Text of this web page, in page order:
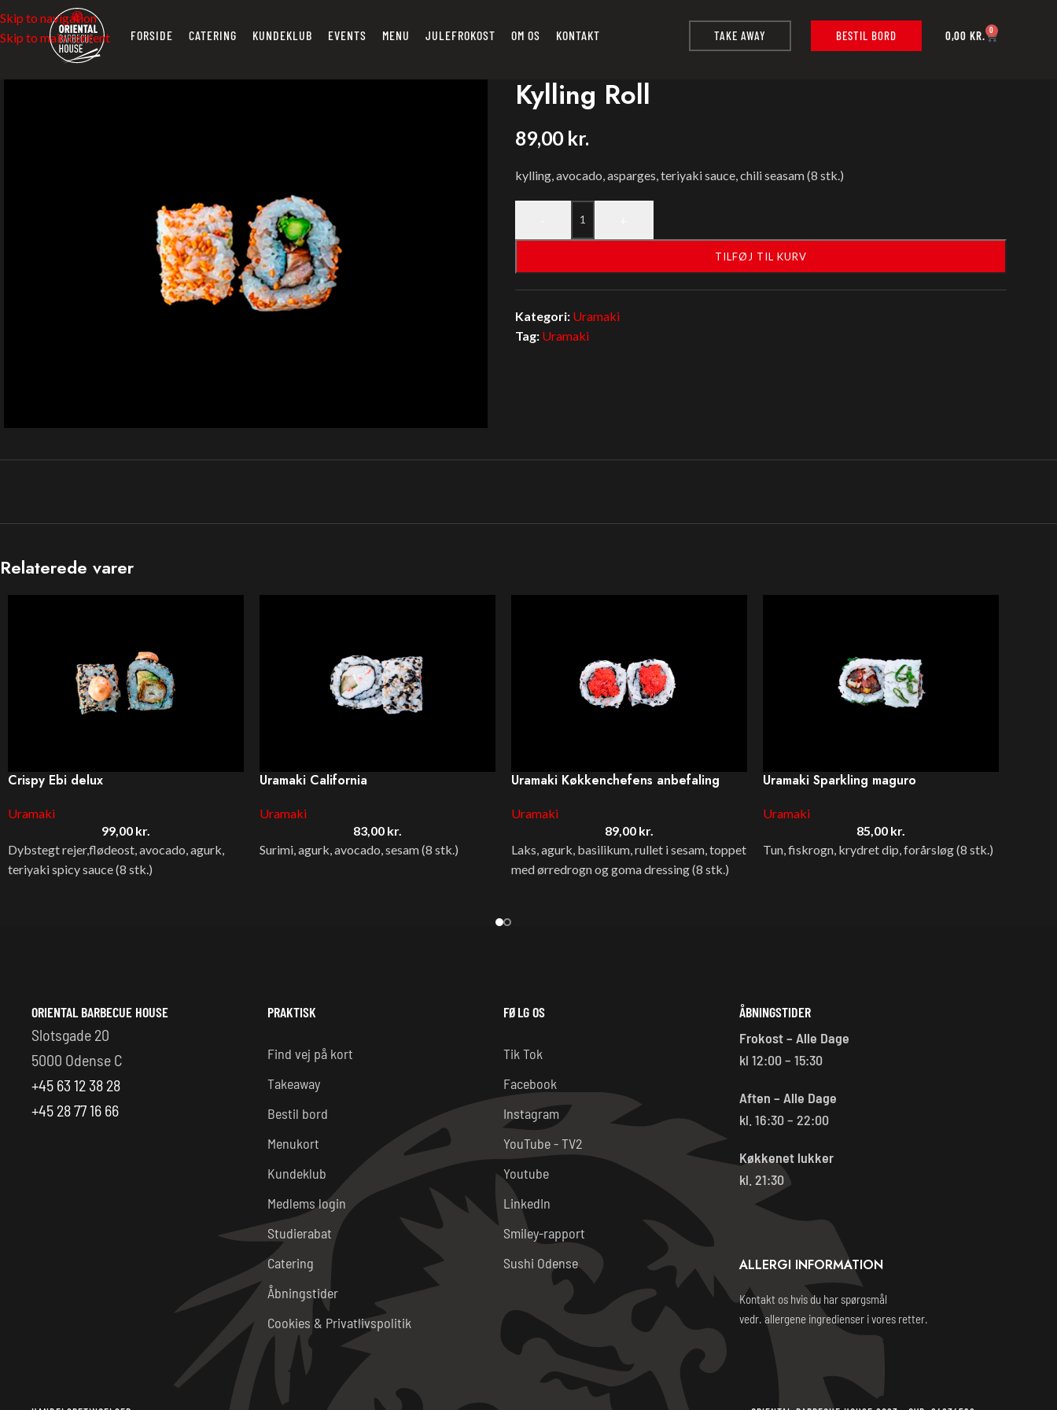
Skip to navigation
Skip to main content
FORSIDE CATERING KUNDEKLUB EVENTS MENU JULEFROKOST OM OS KONTAKT TAKE AWAY BESTIL BORD 0,00KR. 0
Kylling Roll
89,00 kr.
kylling, avocado, asparges, teriyaki sauce, chili seasam (8 stk.)
TILFØJ TIL KURV
Kategori: Uramaki
Tag: Uramaki
Relaterede varer
Crispy Ebi delux
Uramaki
99,00 kr.
Dybstegt rejer,flødeost, avocado, agurk,
teriyaki spicy sauce (8 stk.)
Uramaki California
Uramaki
83,00 kr.
Surimi, agurk, avocado, sesam (8 stk.)
Uramaki Køkkenchefens anbefaling
Uramaki
89,00 kr.
Laks, agurk, basilikum, rullet i sesam, toppet
med ørredrogn og goma dressing (8 stk.)
Uramaki Sparkling maguro
Uramaki
85,00 kr.
Tun, fiskrogn, krydret dip, forårsløg (8 stk.)
ORIENTAL BARBECUE HOUSE
Slotsgade 20
5000 Odense C
+45 63 12 38 28
+45 28 77 16 66
PRAKTISK
Find vej på kort
Takeaway
Bestil bord
Menukort
Kundeklub
Medlems login
Studierabat
Catering
Åbningstider
Cookies & Privatlivspolitik
FØLG OS
Tik Tok
Facebook
Instagram
YouTube - TV2
Youtube
LinkedIn
Smiley-rapport
Sushi Odense
ÅBNINGSTIDER
Frokost – Alle Dage
kl 12:00 – 15:30
Aften – Alle Dage
kl. 16:30 – 22:00
Køkkenet lukker
kl. 21:30
ALLERGI INFORMATION
Kontakt os hvis du har spørgsmål
vedr. allergene ingredienser i vores retter.